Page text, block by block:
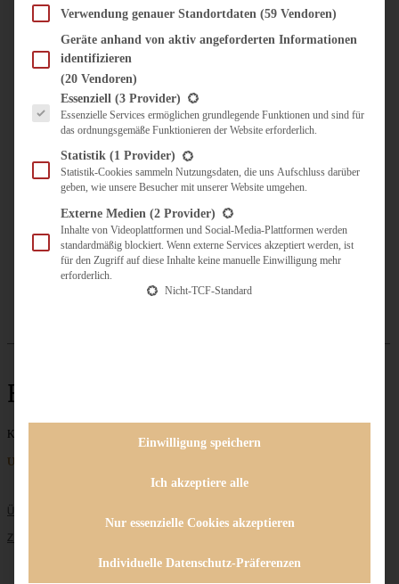
DIPS, SAUCEN, CHUTNEYS
KÜCHENGESCHENKE
UNTERWEGS
KULINARISCH UNTERWEGS
ÜBER MICH
ZUSAMMENARBEIT
Hefebrötchen
Keine Beiträge gefunden
Unternehmen
ÜBER MICH
ZUSAMMENARBEIT
Verwendung genauer Standortdaten (59 Vendoren)
Geräte anhand von aktiv angeforderten Informationen
identifizieren
(20 Vendoren)
Es folgt eine Liste der Service-Gruppen, für die eine Einwilligung erteilt werden
Essenziell (3 Provider)
Essenzielle Services ermöglichen grundlegende Funktionen und sind für
das ordnungsgemäße Funktionieren der Website erforderlich.
Statistik (1 Provider)
Statistik-Cookies sammeln Nutzungsdaten, die uns Aufschluss darüber
geben, wie unsere Besucher mit unserer Website umgehen.
Externe Medien (2 Provider)
Inhalte von Videoplattformen und Social-Media-Plattformen werden
standardmäßig blockiert. Wenn externe Services akzeptiert werden, ist
für den Zugriff auf diese Inhalte keine manuelle Einwilligung mehr
erforderlich.
Nicht-TCF-Standard
Einwilligung speichern
Ich akzeptiere alle
Nur essenzielle Cookies akzeptieren
Individuelle Datenschutz-Präferenzen